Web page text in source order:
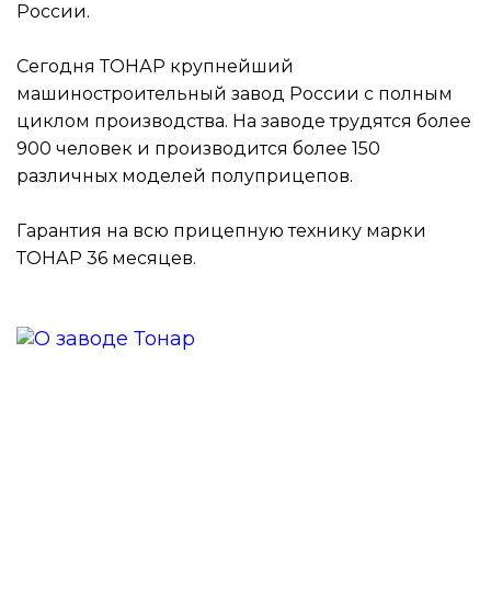
России.
Сегодня ТОНАР крупнейший
машиностроительный завод России с полным
циклом производства. На заводе трудятся более
900 человек и производится более 150
различных моделей полуприцепов.
Гарантия на всю прицепную технику марки
ТОНАР 36 месяцев.